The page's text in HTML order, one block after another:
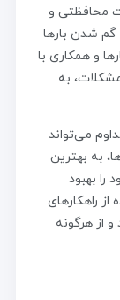
محافظتی و
گم شدن بارها
و همکاری با
به
می‌تواند
به بهترین
بهبود
راهکارهای
از هرگونه